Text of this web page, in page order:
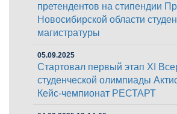
претендентов на стипендии
Новосибирской области
магистратуры
05.09.2025
Стартовал первый этап XI
студенческой олимпиады
Кейс-чемпионат РЕСТАРТ